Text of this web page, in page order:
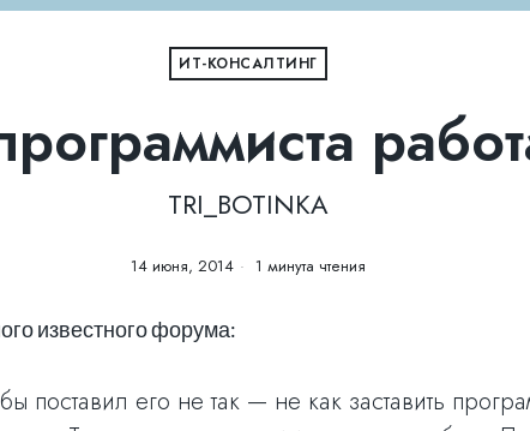
ИТ-КОНСАЛТИНГ
TRI_BOTINKA
14 июня, 2014 1 минута чтения
известного форума:
его не так — не как заставить